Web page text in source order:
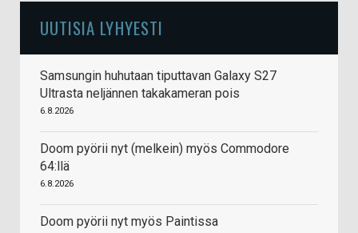
UUTISIA LYHYESTI
Samsungin huhutaan tiputtavan Galaxy S27
Ultrasta neljännen takakameran pois
6.8.2026
Doom pyörii nyt (melkein) myös Commodore
64:llä
6.8.2026
Doom pyörii nyt myös Paintissa